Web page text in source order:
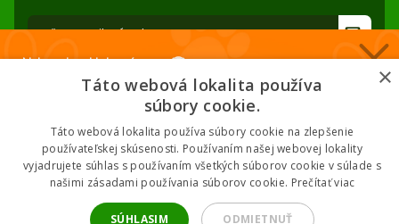
forward_to_inbox
Nakupuj za klubové ceny 🏆
Nižšie ceny na vybrané produkty. 2 % cashback. Členstvo zadarmo.
Chcem klubové ceny
* Odoslaním súhlasíš so zásadami spracovania údajov.
×
Táto webová lokalita používa
súbory cookie.
Táto webová lokalita používa súbory cookie na zlepšenie
používateľskej skúsenosti. Používaním našej webovej lokality
vyjadrujete súhlas s používaním všetkých súborov cookie v súlade s
našimi zásadami používania súborov cookie. Prečítať viac
SÚHLASIM ODMIETNUŤ